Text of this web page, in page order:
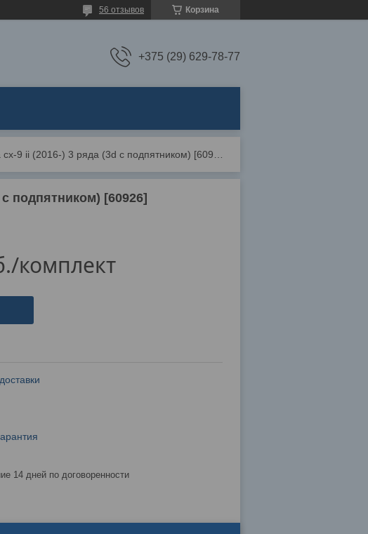
Корзина
56 отзывов
+375 (29) 629-78-77
подпятником) [60926]
/комплект
14 дней по договоренности